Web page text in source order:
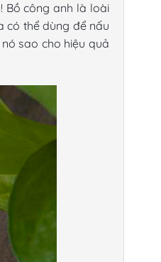
Bồ công anh là loài
có thể dùng để nấu
sao cho hiệu quả